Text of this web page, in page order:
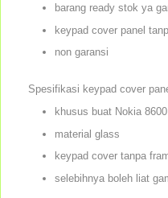
barang ready stok ya
keypad cover panel
non garansi
Spesifikasi keypad cover
khusus buat Nokia
material glass
keypad cover tanpa
selebihnya boleh liat